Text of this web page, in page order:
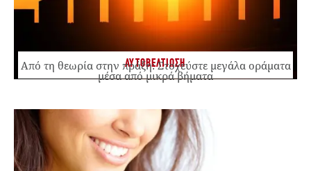
ΑΥΤΟΒΕΛΤΙΩΣΗ
Από τη θεωρία στην πράξη: Στοχεύστε μεγάλα οράματα
μέσα από μικρά βήματα